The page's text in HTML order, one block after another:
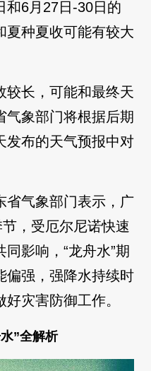
和6月27日-30日的
夏种夏收可能有较大
较长，可能和最终天
气象部门将根据后期
发布的天气预报中对
省气象部门表示，广
，受厄尔尼诺快速
影响，“龙舟水”期
偏强，强降水持续时
灾害防御工作。
”全解析